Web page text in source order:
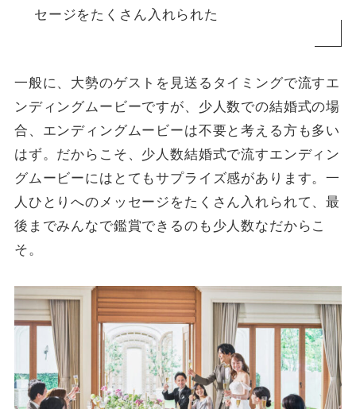
セージをたくさん入れられた
一般に、大勢のゲストを見送るタイミングで流すエ
ンディングムービーですが、少人数での結婚式の場
合、エンディングムービーは不要と考える方も多い
はず。だからこそ、少人数結婚式で流すエンディン
グムービーにはとてもサプライズ感があります。一
人ひとりへのメッセージをたくさん入れられて、最
後までみんなで鑑賞できるのも少人数なだからこ
そ。